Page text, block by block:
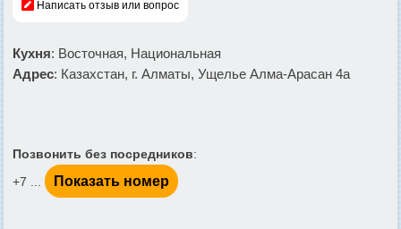
Написать отзыв или вопрос
Кухня: Восточная, Национальная
Адрес: Казахстан, г. Алматы, Ущелье Алма-Арасан 4а
Позвонить без посредников:
+7 ...
Показать номер